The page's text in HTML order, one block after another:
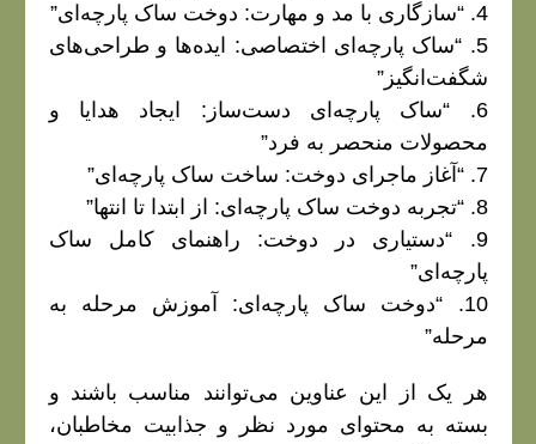
4. “سازگاری با مد و مهارت: دوخت ساک پارچه‌ای”
5. “ساک پارچه‌ای اختصاصی: ایده‌ها و طراحی‌های
شگفت‌انگیز”
6. “ساک پارچه‌ای دست‌ساز: ایجاد هدایا و
محصولات منحصر به فرد”
7. “آغاز ماجرای دوخت: ساخت ساک پارچه‌ای”
8. “تجربه دوخت ساک پارچه‌ای: از ابتدا تا انتها”
9. “دستیاری در دوخت: راهنمای کامل ساک
پارچه‌ای”
10. “دوخت ساک پارچه‌ای: آموزش مرحله به
مرحله”
هر یک از این عناوین می‌توانند مناسب باشند و
بسته به محتوای مورد نظر و جذابیت مخاطبان،